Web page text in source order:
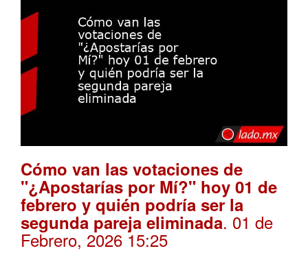
Cómo van las votaciones de
"¿Apostarías por Mí?" hoy 01 de
febrero y quién podría ser la
segunda pareja eliminada. 01 de
Febrero, 2026 15:25